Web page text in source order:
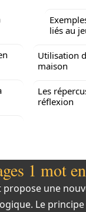
liés au
Utilisation
maison
Les
réflexion
1 mot
une
Le